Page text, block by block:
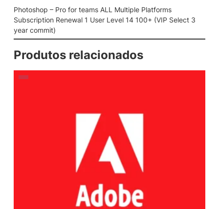
Photoshop – Pro for teams ALL Multiple Platforms
Subscription Renewal 1 User Level 14 100+ (VIP Select 3
year commit)
Produtos relacionados